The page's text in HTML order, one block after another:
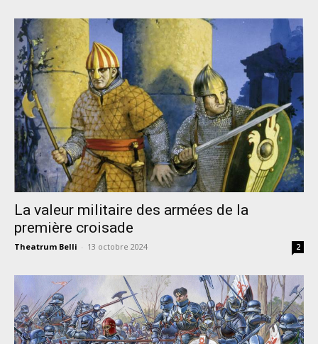
La valeur militaire des armées de la
première croisade
Theatrum Belli - 13 octobre 2024 2